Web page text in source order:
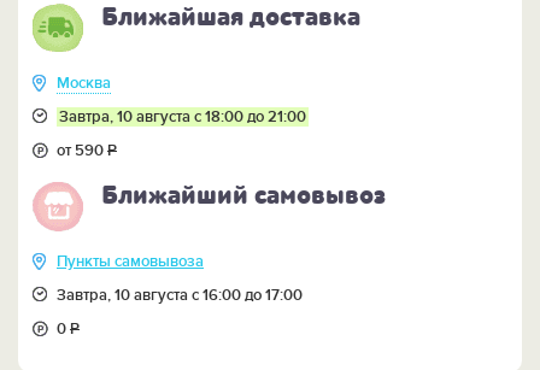
Ближайшая доставка
Москва
Завтра, 10 августа с 18:00 до 21:00
от 590Р
Ближайший самовывоз
Пункты самовывоза
Завтра, 10 августа с 16:00 до 17:00
0Р